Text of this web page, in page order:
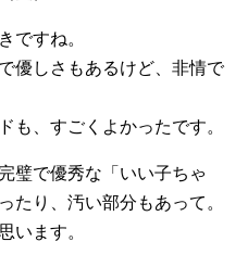
ですね。
優しさもあるけど、非情で
も、すごくよかったです。
璧で優秀な「いい子ちゃ
たり、汚い部分もあって。
います。